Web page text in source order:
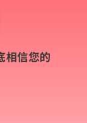
相信您的